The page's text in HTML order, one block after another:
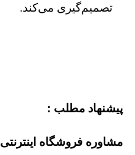
تصمیم‌گیری می‌کند.
پیشنهاد مطلب :
مشاوره فروشگاه اینترنتی